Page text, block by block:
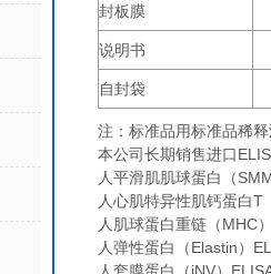
封板膜
说明书
自封袋
注：标准品用标准品稀释
本公司长期销售进口
人平滑肌肌球蛋白（
人心肌特异性肌钙蛋白T
人肌球蛋白重链（MHC
人弹性蛋白（Elastin）